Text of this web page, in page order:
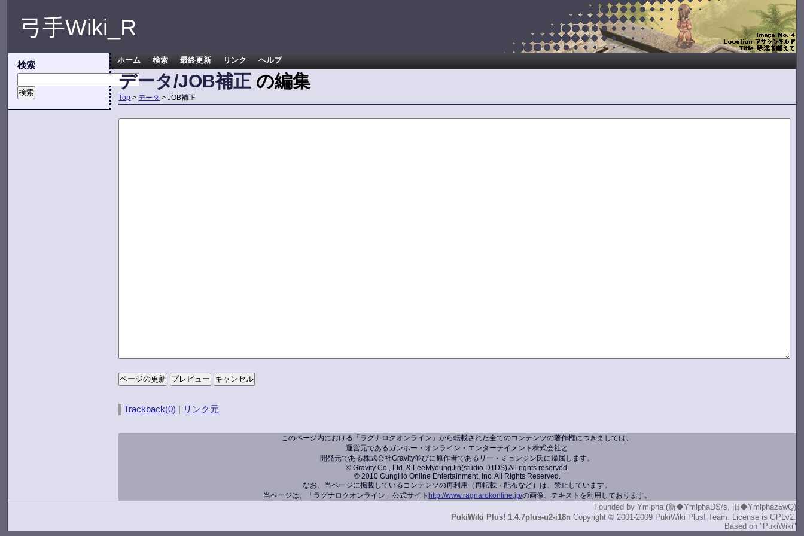
弓手Wiki_R
検索 ホーム 検索 最終更新 リンク ヘルプ
データ/JOB補正 の編集
Top >データ > JOB補正
Trackback(0) | リンク元
このページ内における「ラグナロクオンライン」から転載された全てのコンテンツの著作権につきましては、
運営元であるガンホー・オンライン・エンターテイメント株式会社と
開発元である株式会社Gravity並びに原作者であるリー・ミョンジン氏に帰属します。
© Gravity Co., Ltd. & LeeMyoungJin(studio DTDS) All rights reserved.
© 2010 GungHo Online Entertainment, Inc. All Rights Reserved.
なお、当ページに掲載しているコンテンツの再利用（再転載・配布など）は、禁止しています。
当ページは、「ラグナロクオンライン」公式サイト http://www.ragnarokonline.jp/の画像、テキストを利用しております。
Founded by Ymlpha (新◆YmlphaDS/s, 旧◆Ymlphaz5wQ)
PukiWiki Plus! 1.4.7plus-u2-i18n Copyright © 2001-2009 PukiWiki Plus! Team . License is GPLv2.
Based on "PukiWiki"